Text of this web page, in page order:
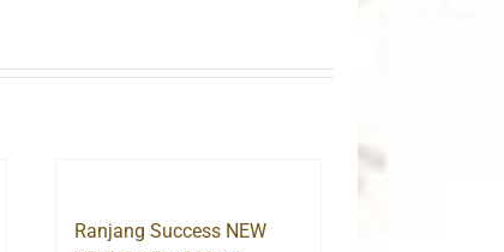
Ranjang Success NEW